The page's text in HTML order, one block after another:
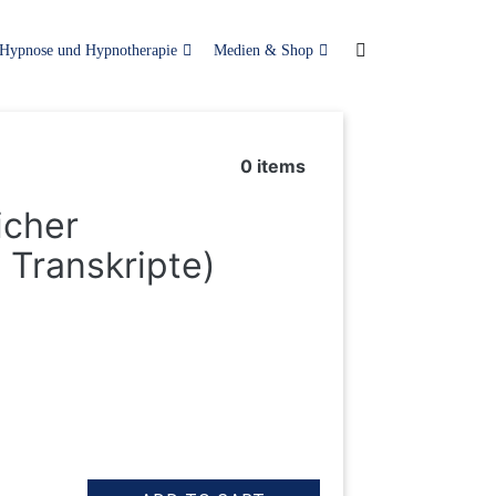
Hypnose und Hypnotherapie Medien & Shop
0items